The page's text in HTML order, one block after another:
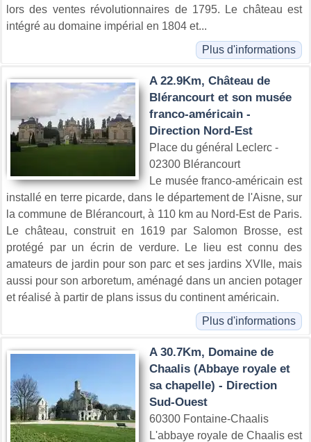
lors des ventes révolutionnaires de 1795. Le château est
intégré au domaine impérial en 1804 et...
Plus d'informations
A 22.9Km, Château de
Blérancourt et son musée
franco-américain -
Direction Nord-Est
Place du général Leclerc -
02300 Blérancourt
Le musée franco-américain est
installé en terre picarde, dans le département de l'Aisne, sur
la commune de Blérancourt, à 110 km au Nord-Est de Paris.
Le château, construit en 1619 par Salomon Brosse, est
protégé par un écrin de verdure. Le lieu est connu des
amateurs de jardin pour son parc et ses jardins XVIIe, mais
aussi pour son arboretum, aménagé dans un ancien potager
et réalisé à partir de plans issus du continent américain.
Plus d'informations
A 30.7Km, Domaine de
Chaalis (Abbaye royale et
sa chapelle) - Direction
Sud-Ouest
60300 Fontaine-Chaalis
L'abbaye royale de Chaalis est